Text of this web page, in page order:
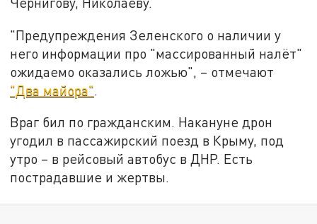
"Предупреждения Зеленского о наличии у
него информации про "массированный налёт"
ожидаемо оказались ложью", – отмечают
"Два майора"
Враг бил по гражданским. Накануне дрон
угодил в пассажирский поезд в Крыму, под
утро – в рейсовый автобус в ДНР. Есть
пострадавшие и жертвы.